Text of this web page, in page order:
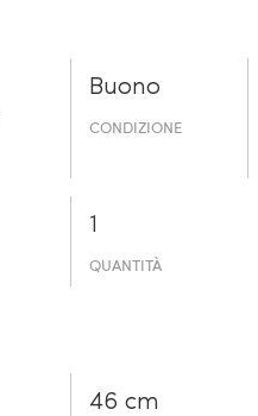
Buono
CONDIZIONE
1
QUANTITÀ
46 cm